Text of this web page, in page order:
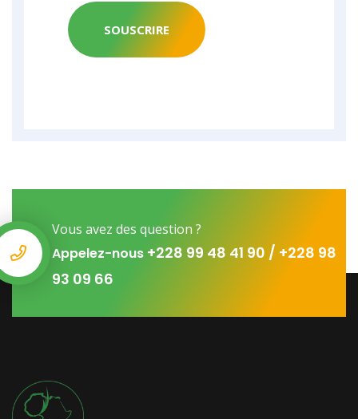
SOUSCRIRE
Vous avez des question ?
Appelez-nous +228 99 48 41 90 / +228 98
93 09 66